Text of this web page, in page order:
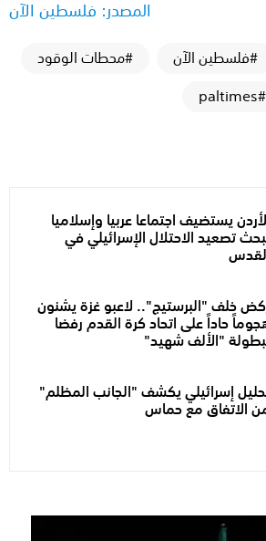
المصدر: فلسطين الآن
#فلسطين الآن
#محطات الوقود
#paltimes
يستضيف اجتماعا عربيا وإسلاميا
تصعيد الاحتلال الإسرائيلي في
خلف "البرستيج".. لاعبو غزة يشنون
حاداً على اتحاد كرة القدم رفضا
"الألف شهيد"
إسرائيلي يكشف "الجانب المظلم"
الاتفاق مع حماس